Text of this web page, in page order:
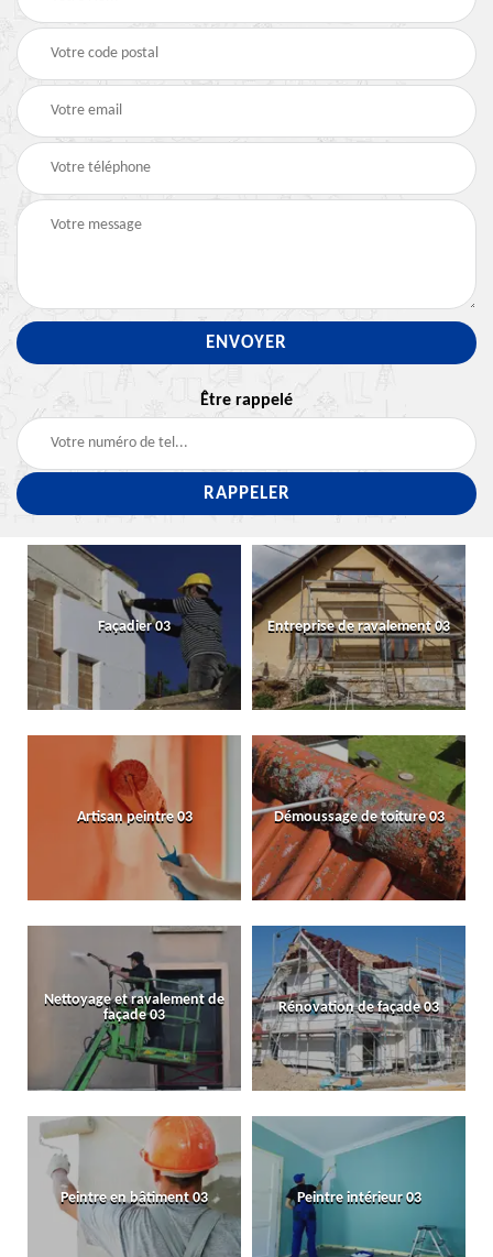
Être rappelé
Façadier 03 Entreprise de ravalement 03
Artisan peintre 03 Démoussage de toiture 03
Nettoyage et ravalement de
façade 03
Rénovation de façade 03
Peintre en bâtiment 03 Peintre intérieur 03